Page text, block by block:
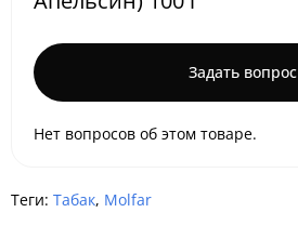
Задать вопрос
Нет вопросов об этом товаре.
Теги: Табак, Molfar